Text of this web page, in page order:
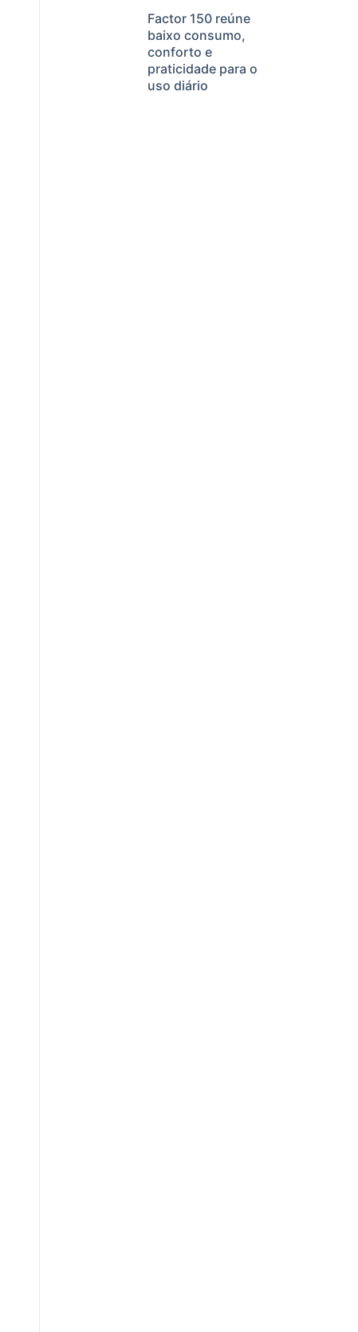
Factor 150 reúne
baixo consumo,
conforto e
praticidade para o
uso diário